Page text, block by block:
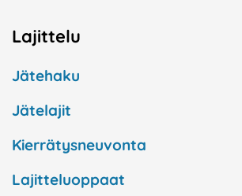
Lajittelu
Jätehaku
Jätelajit
Kierrätysneuvonta
Lajitteluoppaat